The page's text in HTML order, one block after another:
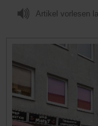
Artikel vorlesen